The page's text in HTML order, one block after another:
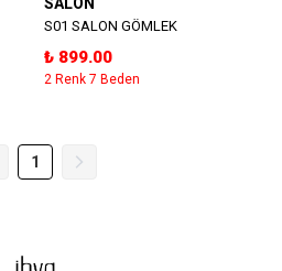
S01 SALON GÖMLEK
₺ 899.00
2 Renk 7 Beden
1